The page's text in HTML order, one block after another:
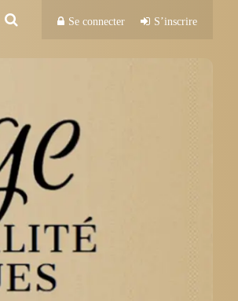
Se connecter S’inscrire